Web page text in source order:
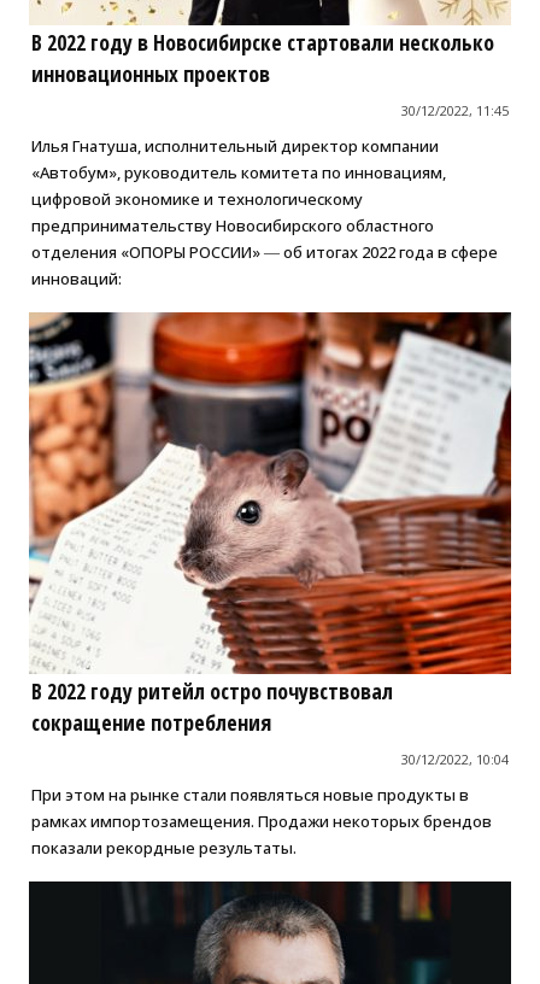
В 2022 году в Новосибирске стартовали несколько
инновационных проектов
30/12/2022, 11:45
Илья Гнатуша, исполнительный директор компании
«Автобум», руководитель комитета по инновациям,
цифровой экономике и технологическому
предпринимательству Новосибирского областного
отделения «ОПОРЫ РОССИИ» ― об итогах 2022 года в сфере
инноваций:
В 2022 году ритейл остро почувствовал
сокращение потребления
30/12/2022, 10:04
При этом на рынке стали появляться новые продукты в
рамках импортозамещения. Продажи некоторых брендов
показали рекордные результаты.